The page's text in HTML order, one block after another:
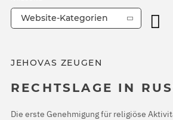
JEHOVAS ZEUGEN
RECHTSLAGE IN
Die erste Genehmigung für religiöse
Website-Kategorien